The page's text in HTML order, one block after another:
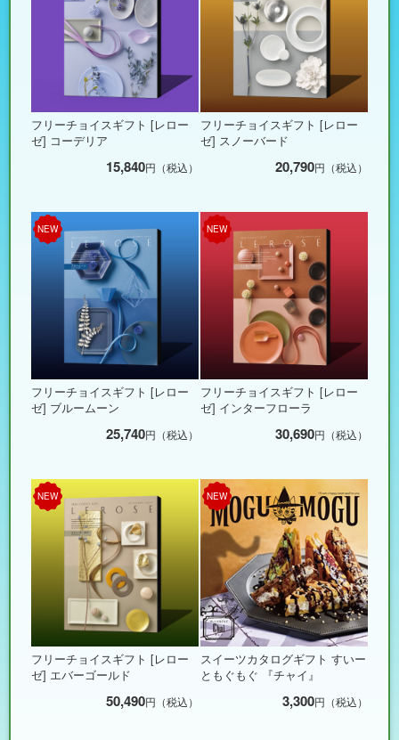
フリーチョイスギフト [レロー
ゼ] コーデリア
15,840円（税込）
フリーチョイスギフト [レロー
ゼ] スノーバード
20,790円（税込）
NEW
フリーチョイスギフト [レロー
ゼ] ブルームーン
25,740円（税込）
NEW
フリーチョイスギフト [レロー
ゼ] インターフローラ
30,690円（税込）
NEW
フリーチョイスギフト [レロー
ゼ] エバーゴールド
50,490円（税込）
NEW
スイーツカタログギフト すいー
ともぐもぐ 『チャイ』
3,300円（税込）